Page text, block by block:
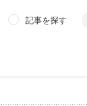
記事を探す